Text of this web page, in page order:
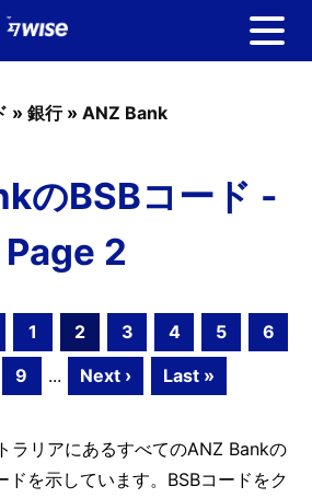
» 銀行» ANZ Bank
のBSBコード -
Page 2
1 2 3 4 5
6
9 ... Next › Last »
ラリアにあるすべてのANZ Bankの
ドを示しています。BSBコードをク